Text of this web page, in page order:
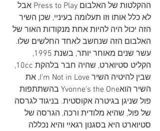
ההקלטות של האלבום Press to Play אבל
לא כלל אותו וזו תעלומה בעיניי, שכן השיר
הזה יכול היה להיות אחת מנקודות האור של
האלבום הזה שנחשב לאחד החלשים שלו.
עשר שנים מאוחר יותר, בשנת 1995,
הקליט סטיוארט, שהיה חבר בלהקת 10cc,
שבין להיטיה השיר I'm Not in Love, את
השיר הואYvonne's the One בהשתתפות
פול שניגן בגיטרה אקוסטית. בניגוד לגרסה
של פול, שהיא מלודית ורכה, הגרסה של
סטיוארט היא בסגנון רגאיי והיא נכללה